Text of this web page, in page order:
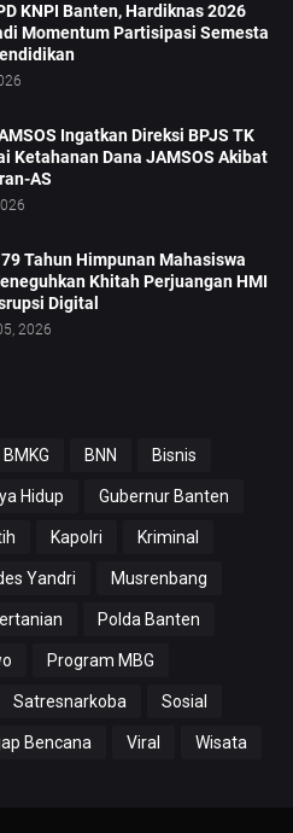
KNPI Banten, Hardiknas 2026
Momentum Partisipasi Semesta
Ingatkan Direksi BPJS TK
Ketahanan Dana JAMSOS Akibat
AS
Tahun Himpunan Mahasiswa
Khitah Perjuangan HMI
Digital
2026
BMKG BNN Bisnis
Hidup Gubernur Banten
Kapolri Kriminal
Yandri Musrenbang
Polda Banten
Program MBG
Satresnarkoba Sosial
Bencana Viral Wisata